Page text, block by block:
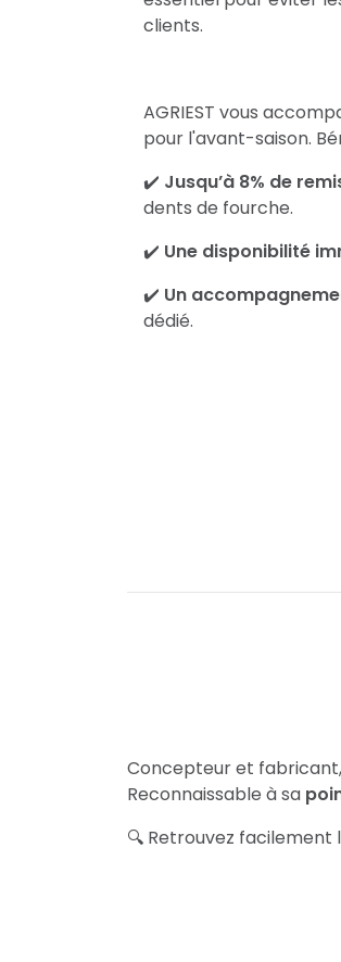
clients.
AGRIEST vous
pour l'avant-saison.
✔️ Jusqu’à 8% de
dents de fourche.
✔️ Une disponibilité
✔️ Un
dédié.
Concepteur et
Reconnaissable à sa
🔍 Retrouvez